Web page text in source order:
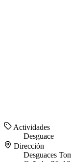
Actividades
Desguace
Dirección
Desguaces